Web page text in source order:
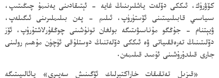
كۆۋرۈك، ئىككى دۆلەت ياشلىرىنىڭ غايە - ئېتىقادىنى يەنىمۇ چىڭىتىپ،
سىياسىي قابىلىيىتىنى ئۆستۈرۈپ، ئىلىم - پەن بىلىملىرىنى ئىگىلەپ،
ۋيېتنام - جۇڭگو مۇناسىۋىتىگە بولغان تونۇشىنى چوڭقۇرلاشتۇرۇپ، ئۆز
دۆلىتىنىڭ تەرەققىياتى ۋە ئىككى دۆلەتنىڭ دوستلۇقى ئۈچۈن مۇھىم رولىنى
جارى قىلدۇرۇشىنى ئۈمىد قىلىمەن.
«قىزىل تەتقىقات خاراكتېرلىك ئۆگىنىش سەپىرى» پائالىيىتىگە